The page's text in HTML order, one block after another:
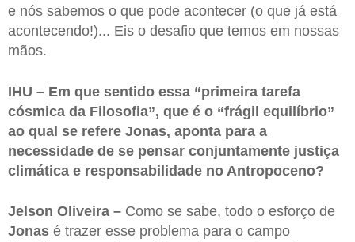
e nós sabemos o que pode acontecer (o que já está
acontecendo!)... Eis o desafio que temos em nossas
mãos.
IHU – Em que sentido essa “primeira tarefa
cósmica da Filosofia”, que é o “frágil equilíbrio”
ao qual se refere Jonas, aponta para a
necessidade de se pensar conjuntamente justiça
climática e responsabilidade no Antropoceno?
Jelson Oliveira – Como se sabe, todo o esforço de
Jonas é trazer esse problema para o campo